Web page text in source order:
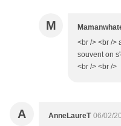
M
<br /> <br />
souvent on
<br /> <br />
A AnneLaureT 06/02/